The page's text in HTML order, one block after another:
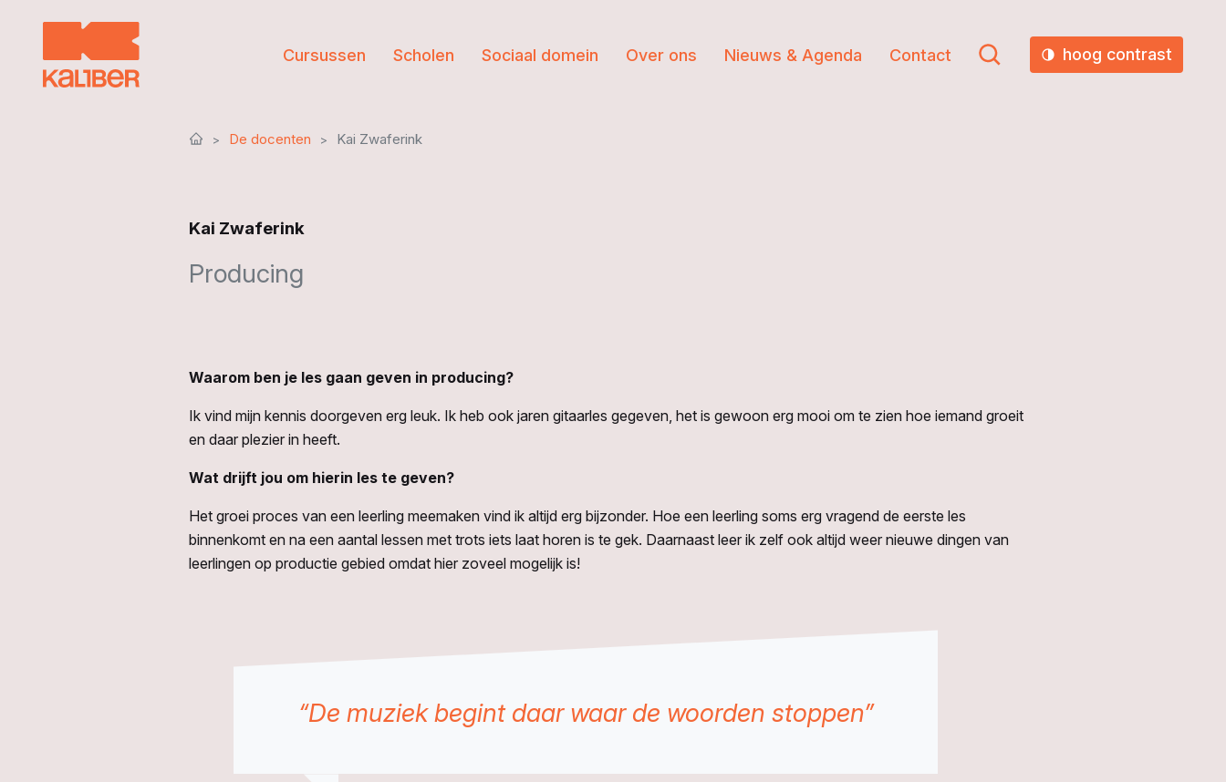
Cursussen Scholen Sociaal domein Over ons Nieuws & Agenda Contact hoog contrast
De docenten Kai Zwaferink
Kai Zwaferink
Producing
Waarom ben je les gaan geven in producing?
Ik vind mijn kennis doorgeven erg leuk. Ik heb ook jaren gitaarles gegeven, het is gewoon erg mooi om te zien hoe iemand groeit
en daar plezier in heeft.
Wat drijft jou om hierin les te geven?
Het groei proces van een leerling meemaken vind ik altijd erg bijzonder. Hoe een leerling soms erg vragend de eerste les
binnenkomt en na een aantal lessen met trots iets laat horen is te gek. Daarnaast leer ik zelf ook altijd weer nieuwe dingen van
leerlingen op productie gebied omdat hier zoveel mogelijk is!
“De muziek begint daar waar de woorden stoppen”